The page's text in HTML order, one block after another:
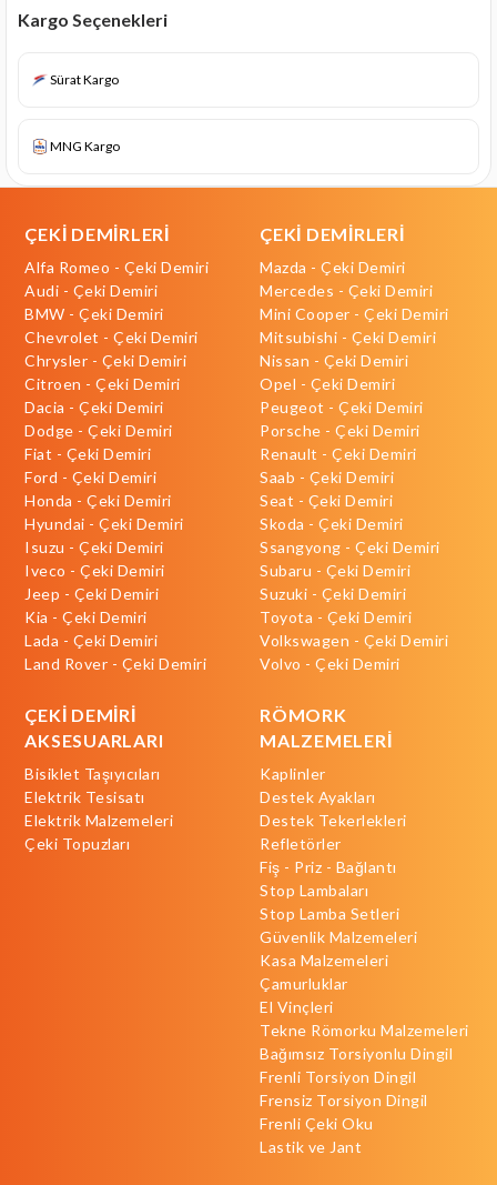
Kargo Seçenekleri
Sürat Kargo
MNG Kargo
ÇEKİ DEMİRLERİ
Alfa Romeo - Çeki Demiri
Audi - Çeki Demiri
BMW - Çeki Demiri
Chevrolet - Çeki Demiri
Chrysler - Çeki Demiri
Citroen - Çeki Demiri
Dacia - Çeki Demiri
Dodge - Çeki Demiri
Fiat - Çeki Demiri
Ford - Çeki Demiri
Honda - Çeki Demiri
Hyundai - Çeki Demiri
Isuzu - Çeki Demiri
Iveco - Çeki Demiri
Jeep - Çeki Demiri
Kia - Çeki Demiri
Lada - Çeki Demiri
Land Rover - Çeki Demiri
ÇEKİ DEMİRLERİ
Mazda - Çeki Demiri
Mercedes - Çeki Demiri
Mini Cooper - Çeki Demiri
Mitsubishi - Çeki Demiri
Nissan - Çeki Demiri
Opel - Çeki Demiri
Peugeot - Çeki Demiri
Porsche - Çeki Demiri
Renault - Çeki Demiri
Saab - Çeki Demiri
Seat - Çeki Demiri
Skoda - Çeki Demiri
Ssangyong - Çeki Demiri
Subaru - Çeki Demiri
Suzuki - Çeki Demiri
Toyota - Çeki Demiri
Volkswagen - Çeki Demiri
Volvo - Çeki Demiri
ÇEKİ DEMİRİ
AKSESUARLARI
Bisiklet Taşıyıcıları
Elektrik Tesisatı
Elektrik Malzemeleri
Çeki Topuzları
RÖMORK
MALZEMELERİ
Kaplinler
Destek Ayakları
Destek Tekerlekleri
Refletörler
Fiş - Priz - Bağlantı
Stop Lambaları
Stop Lamba Setleri
Güvenlik Malzemeleri
Kasa Malzemeleri
Çamurluklar
El Vinçleri
Tekne Römorku Malzemeleri
Bağımsız Torsiyonlu Dingil
Frenli Torsiyon Dingil
Frensiz Torsiyon Dingil
Frenli Çeki Oku
Lastik ve Jant